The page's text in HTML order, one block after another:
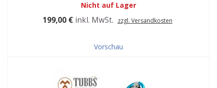
Nicht auf Lager
199,00 € inkl. MwSt. zzgl. Versandkosten
Vorschau